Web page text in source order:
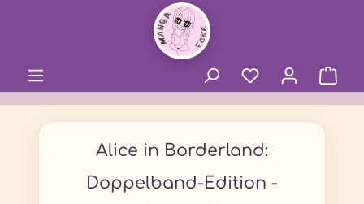
Alice in Borderland:
Doppelband-Edition -